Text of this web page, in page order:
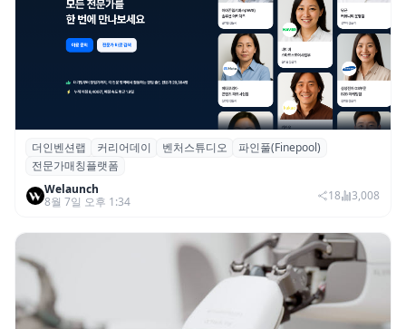
더인벤션랩·커리어데이, 스타트업 전문가 매
칭 플랫폼 ‘파인풀’ 출시
더인벤션랩 커리어데이 벤처스튜디오
파인풀(Finepool)
전문가매칭플랫폼
Welaunch
8월 7일 오후 1:34
18 3,008